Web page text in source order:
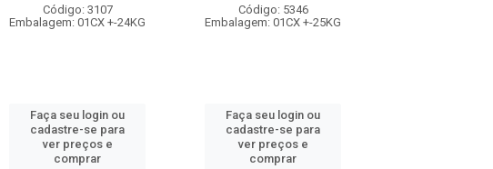
Código: 3107
Embalagem: 01CX +-24KG
Faça seu login ou
cadastre-se para
ver preços e
comprar
Código: 5346
Embalagem: 01CX +-25KG
Faça seu login ou
cadastre-se para
ver preços e
comprar